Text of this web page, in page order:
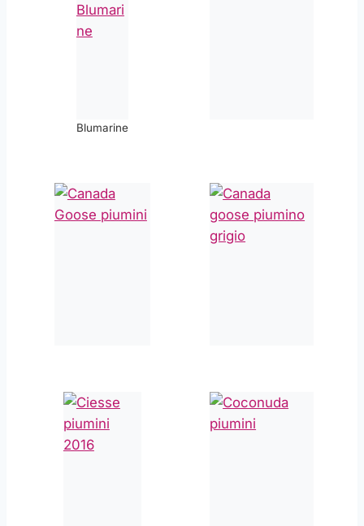
Blumarine